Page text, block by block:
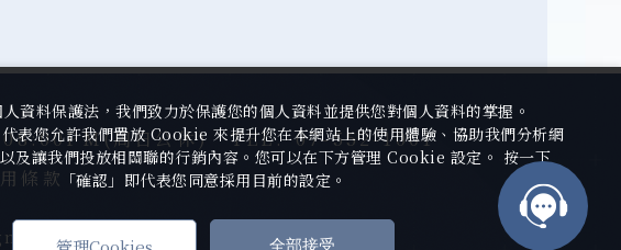
周日公休) TEL. 07-552-1001
條款
iBest
資料保護法，我們致力於保護您的個人資料並提供您對個人資料的掌握。
表您允許我們置放 Cookie 來提升您在本網站上的使用體驗、協助我們分析網
及讓我們投放相關聯的行銷內容。您可以在下方管理 Cookie 設定。 按一下
「確認」即代表您同意採用目前的設定。
全部接受